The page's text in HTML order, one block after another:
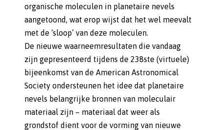
organische moleculen in planetaire nevels
aangetoond, wat erop wijst dat het wel meevalt
met de ‘sloop’ van deze moleculen.
De nieuwe waarneemresultaten die vandaag
zijn gepresenteerd tijdens de 238ste (virtuele)
bijeenkomst van de American Astronomical
Society ondersteunen het idee dat planetaire
nevels belangrijke bronnen van moleculair
materiaal zijn – materiaal dat weer als
grondstof dient voor de vorming van nieuwe